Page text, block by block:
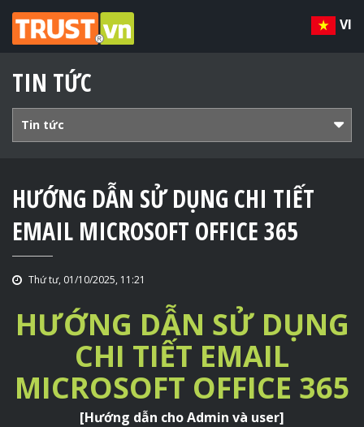
VI
TIN TỨC
Tin tức
HƯỚNG DẪN SỬ DỤNG CHI TIẾT
EMAIL MICROSOFT OFFICE 365
Thứ tư, 01/10/2025, 11:21
HƯỚNG DẪN SỬ DỤNG
CHI TIẾT EMAIL
MICROSOFT OFFICE 365
[Hướng dẫn cho Admin và user]